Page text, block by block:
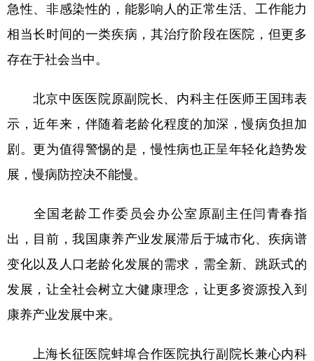
急性、非感染性的，能影响人的正常生活、工作能力
相当长时间的一类疾病，其治疗阶段在医院，但更多
存在于社会当中。
北京中医医院原副院长、内科主任医师王国玮表
示，近年来，伴随着老龄化程度的加深，慢病负担加
剧。更为值得警惕的是，慢性病也正呈年轻化趋势发
展，慢病防控决不能慢。
全国老龄工作委员会办公室原副主任闫青春指
出，目前，我国康养产业发展滞后于城市化、疾病谱
变化以及人口老龄化发展的需求，需全新、跳跃式的
发展，让全社会树立大健康理念，让更多资源投入到
康养产业发展中来。
上海长征医院蚌埠合作医院执行副院长兼心内科